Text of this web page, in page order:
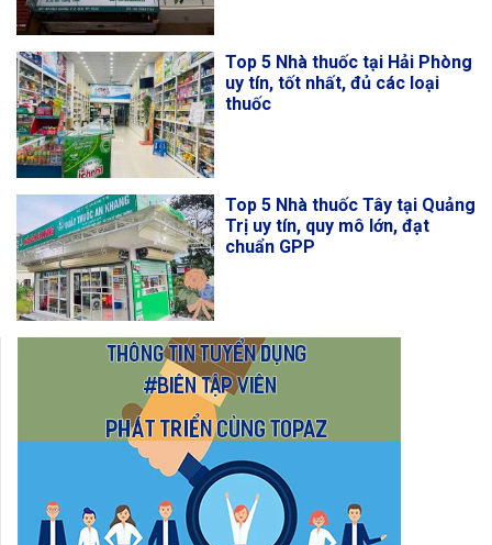
Top 5 Nhà thuốc tại Hải Phòng
uy tín, tốt nhất, đủ các loại
thuốc
Top 5 Nhà thuốc Tây tại Quảng
Trị uy tín, quy mô lớn, đạt
chuẩn GPP